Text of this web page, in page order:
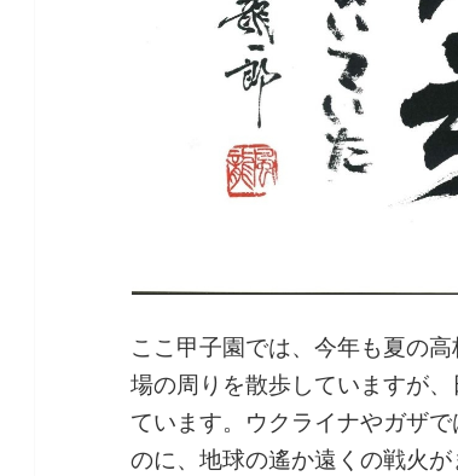
ここ甲子園では、今年も夏の
場の周りを散歩していますが
ています。ウクライナやガザ
のに、地球の遙か遠くの戦火